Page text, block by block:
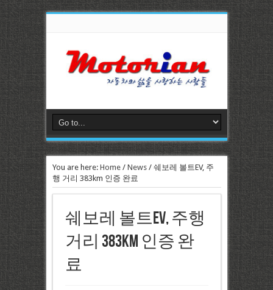
You are here: Home/ News/ 쉐보레 볼트EV, 주
행 거리 383km 인증 완료
쉐보레 볼트EV, 주행
거리 383km 인증 완
료